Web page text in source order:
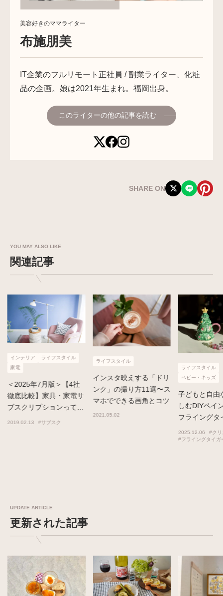
美容好きのママライター
布施朋美
IT企業のフルリモート正社員 / 副業ライター、化粧
品の企画。娘は2021年生まれ。福岡出身。
このライターの他の記事を読む
SHARE ON
YOU MAY ALSO LIKE
関連記事
インテリア
ライフスタイル
家電
＜2025年7月版＞【4社
徹底比較】家具・家電サ
ブスクリプションって実
際どうなの？
2019.02.13 #サブスク
ライフスタイル
インスタ映えする「ドリ
ンク」の撮り方11選〜ス
マホでできる画角とコツ
2021.05.02
ライフスタイル
ベビー・キッズ
子どもと自由
しむDIYペイ
フライングタ
リスマス準備
2025.12.06
#クリ
#フライングタイガ
UPDATE ARTICLE
更新された記事